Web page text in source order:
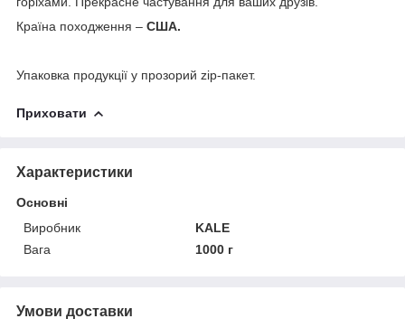
Країна походження – США.
Упаковка продукції у прозорий zip-пакет.
Приховати
Характеристики
Основні
Виробник
KALE
Вага
1000 г
Умови доставки